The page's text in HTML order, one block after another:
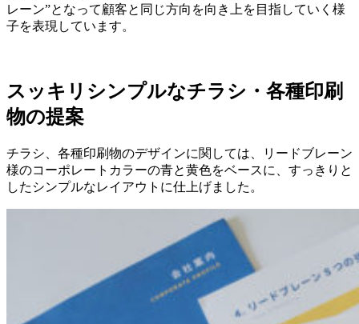
レーン”となって顧客と同じ方向を向き上を目指していく様
子を表現しています。
スッキリシンプルなチラシ・各種印刷
物の提案
チラシ、各種印刷物のデザインに関しては、リードブレーン
様のコーポレートカラーの青と黄色をベースに、すっきりと
したシンプルなレイアウトに仕上げました。